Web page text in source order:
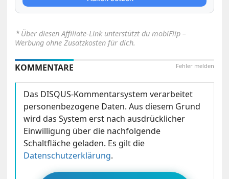
⋆ Über diesen Affiliate-Link unterstützt du mobiFlip –
Werbung ohne Zusatzkosten für dich.
Fehler melden
KOMMENTARE
Das DISQUS-Kommentarsystem verarbeitet
personenbezogene Daten. Aus diesem Grund
wird das System erst nach ausdrücklicher
Einwilligung über die nachfolgende
Schaltfläche geladen. Es gilt die
Datenschutzerklärung.